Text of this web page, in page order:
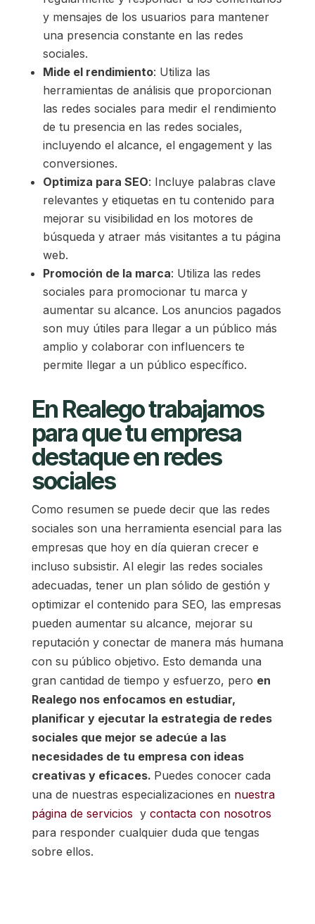
y mensajes de los usuarios para mantener
una presencia constante en las redes
sociales.
Mide el rendimiento: Utiliza las
herramientas de análisis que proporcionan
las redes sociales para medir el rendimiento
de tu presencia en las redes sociales,
incluyendo el alcance, el engagement y las
conversiones.
Optimiza para SEO: Incluye palabras clave
relevantes y etiquetas en tu contenido para
mejorar su visibilidad en los motores de
búsqueda y atraer más visitantes a tu página
web.
Promoción de la marca: Utiliza las redes
sociales para promocionar tu marca y
aumentar su alcance. Los anuncios pagados
son muy útiles para llegar a un público más
amplio y colaborar con influencers te
permite llegar a un público específico.
En Realego trabajamos
para que tu empresa
destaque en redes
sociales
Como resumen se puede decir que las redes
sociales son una herramienta esencial para las
empresas que hoy en día quieran crecer e
incluso subsistir. Al elegir las redes sociales
adecuadas, tener un plan sólido de gestión y
optimizar el contenido para SEO, las empresas
pueden aumentar su alcance, mejorar su
reputación y conectar de manera más humana
con su público objetivo. Esto demanda una
gran cantidad de tiempo y esfuerzo, pero en
Realego nos enfocamos en estudiar,
planificar y ejecutar la estrategia de redes
sociales que mejor se adecúe a las
necesidades de tu empresa con ideas
creativas y eficaces. Puedes conocer cada
una de nuestras especializaciones en nuestra
página de servicios y contacta con nosotros
para responder cualquier duda que tengas
sobre ellos.